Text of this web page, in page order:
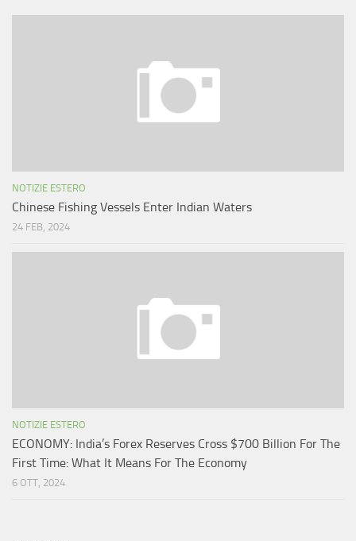
NOTIZIE ESTERO
Chinese Fishing Vessels Enter Indian Waters
24 FEB, 2024
NOTIZIE ESTERO
ECONOMY: India’s Forex Reserves Cross $700 Billion For The
First Time: What It Means For The Economy
6 OTT, 2024